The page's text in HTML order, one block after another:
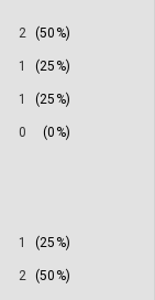
2 (50%)
1 (25%)
1 (25%)
0 (0%)
1 (25%)
2 (50%)